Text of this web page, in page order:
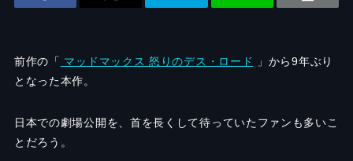
前作の「 マッドマックス 怒りのデス・ロード
」から9年ぶり
となった本作。
日本での劇場公開を、首を長くして待っていたファンも多いこ
とだろう。